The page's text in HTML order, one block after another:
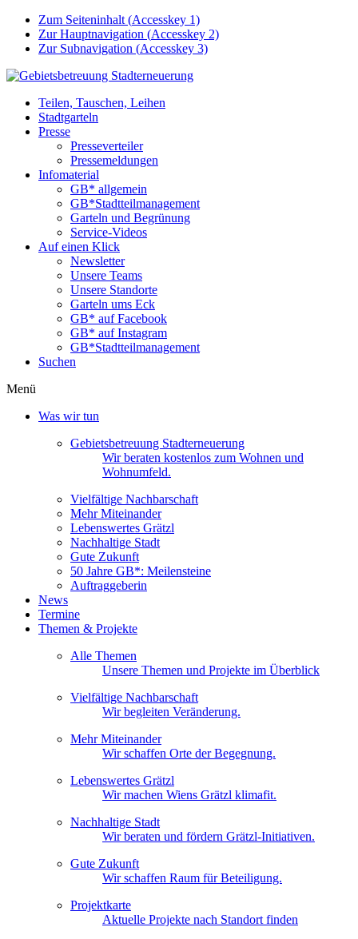
Zum Seiteninhalt (Accesskey 1)
Zur Hauptnavigation (Accesskey 2)
Zur Subnavigation (Accesskey 3)
Teilen, Tauschen, Leihen
Stadtgarteln
Presse
Presseverteiler
Pressemeldungen
Infomaterial
GB* allgemein
GB*Stadtteilmanagement
Garteln und Begrünung
Service-Videos
Auf einen Klick
Newsletter
Unsere Teams
Unsere Standorte
Garteln ums Eck
GB* auf Facebook
GB* auf Instagram
GB*Stadtteilmanagement
Suchen
Menü
Was wir tun
Gebietsbetreuung Stadterneuerung
Wir beraten kostenlos zum Wohnen und
Wohnumfeld.
Vielfältige Nachbarschaft
Mehr Miteinander
Lebenswertes Grätzl
Nachhaltige Stadt
Gute Zukunft
50 Jahre GB*: Meilensteine
Auftraggeberin
News
Termine
Themen & Projekte
Alle Themen
Unsere Themen und Projekte im Überblick
Vielfältige Nachbarschaft
Wir begleiten Veränderung.
Mehr Miteinander
Wir schaffen Orte der Begegnung.
Lebenswertes Grätzl
Wir machen Wiens Grätzl klimafit.
Nachhaltige Stadt
Wir beraten und fördern Grätzl-Initiativen.
Gute Zukunft
Wir schaffen Raum für Beteiligung.
Projektkarte
Aktuelle Projekte nach Standort finden